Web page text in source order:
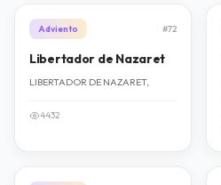
Adviento #72
Libertador de Nazaret
LIBERTADOR DE NAZARET,
4432